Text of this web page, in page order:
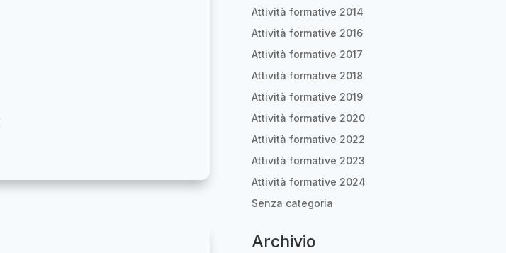
Attività formative 2014
Attività formative 2016
Attività formative 2017
Attività formative 2018
Attività formative 2019
Attività formative 2020
Attività formative 2022
Attività formative 2023
Attività formative 2024
Senza categoria
Archivio